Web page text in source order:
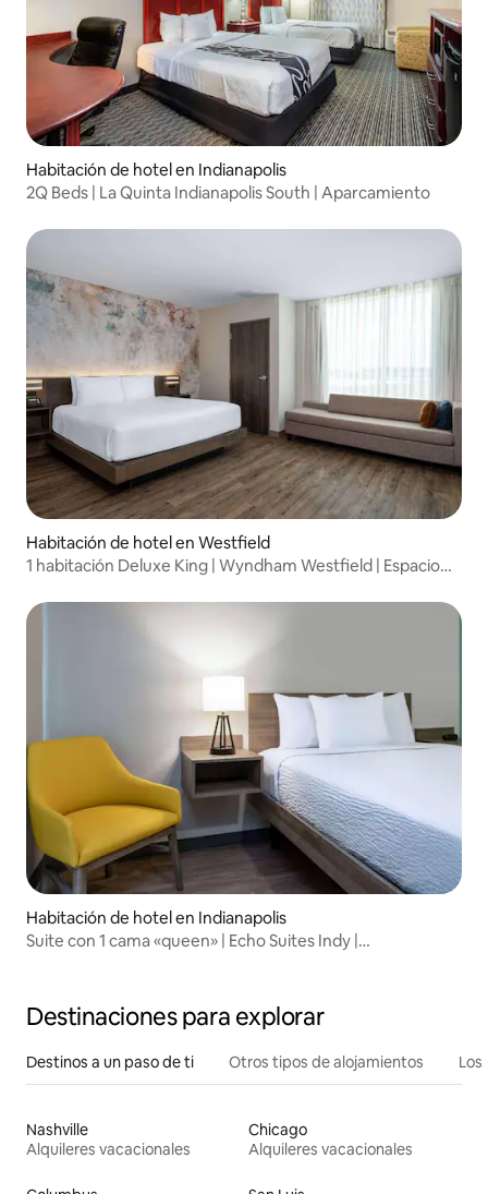
Habitación de hotel en Indianapolis
2Q Beds | La Quinta Indianapolis South | Aparcamiento
Habitación de hotel en Westfield
1 habitación Deluxe King | Wyndham Westfield | Espacio
Habitación de hotel en Indianapolis
Suite con 1 cama «queen» | Echo Suites Indy |
Destinaciones para explorar
Destinos a un paso de ti Otros tipos de alojamientos
Nashville
Alquileres vacacionales
Chicago
Alquileres vacacionales